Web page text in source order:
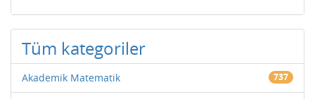
Tüm kategoriler
Akademik Matematik 737